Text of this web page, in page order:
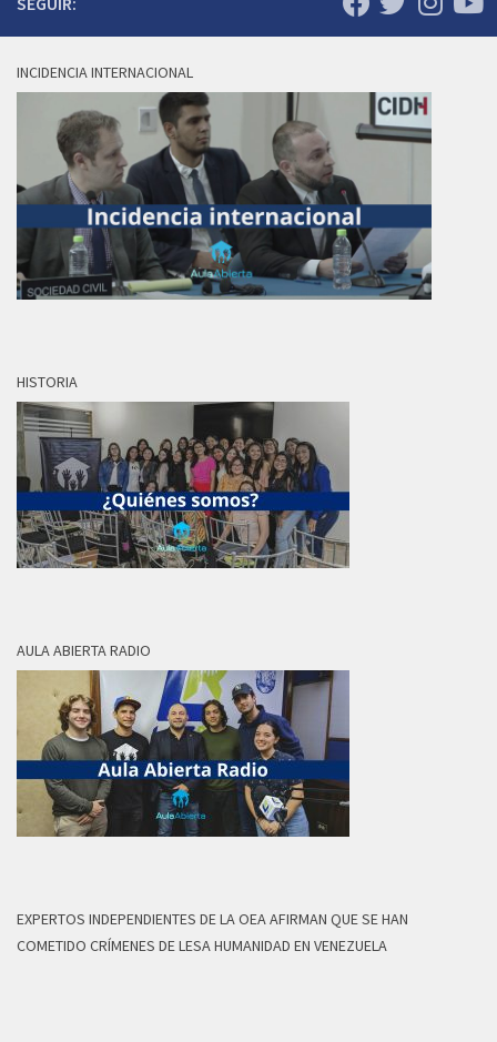
INCIDENCIA INTERNACIONAL
HISTORIA
AULA ABIERTA RADIO
EXPERTOS INDEPENDIENTES DE LA OEA AFIRMAN QUE SE HAN
COMETIDO CRÍMENES DE LESA HUMANIDAD EN VENEZUELA